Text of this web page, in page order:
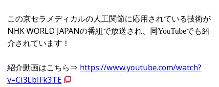
この京セラメディカルの人工関節に応用されている技術が
NHK WORLD JAPANの番組で放送され、同YouTubeでも紹
介されています！
紹介動画はこちら⇒ https://www.youtube.com/watch?
v=Ci3LblFk3TE